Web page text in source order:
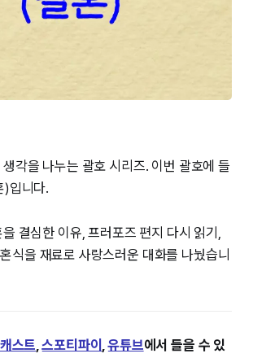
각을 나누는 괄호 시리즈. 이번 괄호에 들
)입니다.
결심한 이유, 프러포즈 편지 다시 읽기,
식을 재료로 사랑스러운 대화를 나눴습니
스트⁠⁠,⁠⁠스포티파이⁠⁠ ,⁠⁠유튜브⁠⁠에서 들을 수 있